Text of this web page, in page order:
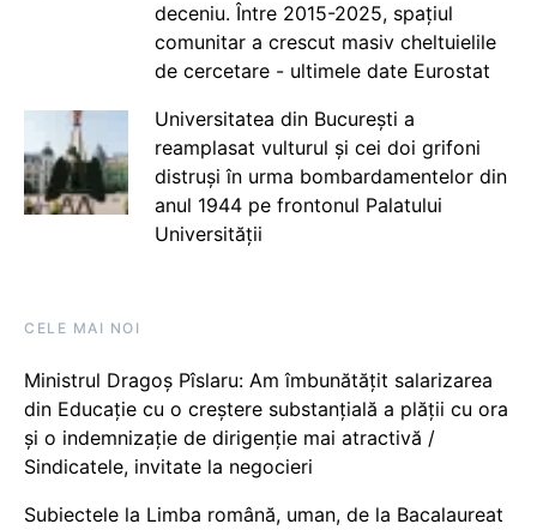
deceniu. Între 2015-2025, spațiul
comunitar a crescut masiv cheltuielile
de cercetare - ultimele date Eurostat
Universitatea din București a
reamplasat vulturul și cei doi grifoni
distruși în urma bombardamentelor din
anul 1944 pe frontonul Palatului
Universității
CELE MAI NOI
Ministrul Dragoș Pîslaru: Am îmbunătățit salarizarea
din Educație cu o creștere substanțială a plății cu ora
și o indemnizație de dirigenție mai atractivă /
Sindicatele, invitate la negocieri
Subiectele la Limba română, uman, de la Bacalaureat